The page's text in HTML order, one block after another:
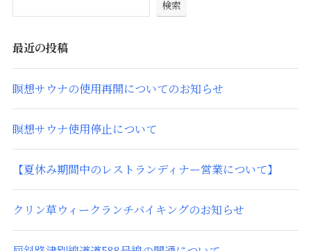
検索
最近の投稿
瞑想サウナの使用再開についてのお知らせ
瞑想サウナ使用停止について
【夏休み期間中のレストランディナー営業について】
クリン草ウィークランチバイキングのお知らせ